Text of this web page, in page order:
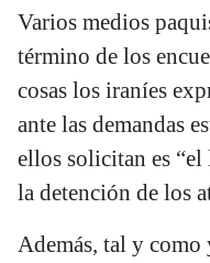
Varios medios
término de los
cosas los iraníes
ante las demandas
ellos solicitan es
la detención de los
Además, tal y